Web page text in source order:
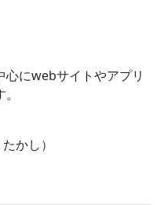
にwebサイトやアプリ
かし）